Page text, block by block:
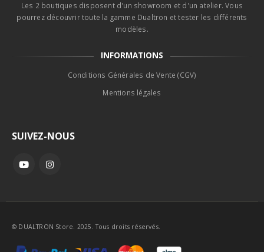
Les 2 boutiques disposent d'un showroom et d'un atelier. Vous
pourrez découvrir toute la gamme Dualtron et tester les différents
modèles.
INFORMATIONS
Conditions Générales de Vente (CGV)
Mentions légales
SUIVEZ-NOUS
© DUALTRON Store. 2025. Tous droits réservés.